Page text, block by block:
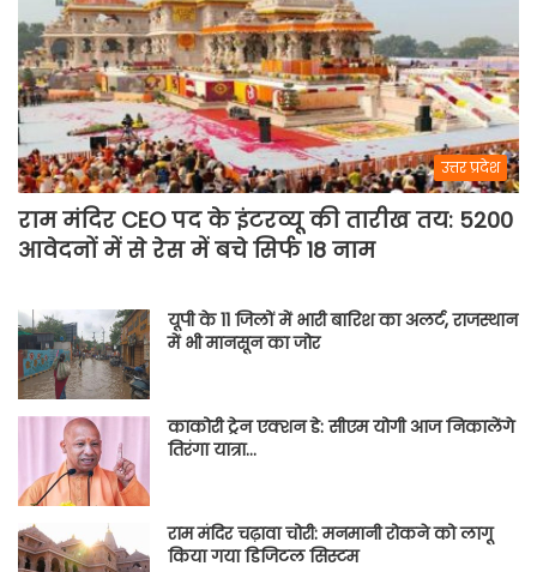
उत्तर प्रदेश
राम मंदिर CEO पद के इंटरव्यू की तारीख तय: 5200
आवेदनों में से रेस में बचे सिर्फ 18 नाम
यूपी के 11 जिलों में भारी बारिश का अलर्ट, राजस्थान
में भी मानसून का जोर
काकोरी ट्रेन एक्शन डे: सीएम योगी आज निकालेंगे
तिरंगा यात्रा…
राम मंदिर चढ़ावा चोरी: मनमानी रोकने को लागू
किया गया डिजिटल सिस्टम